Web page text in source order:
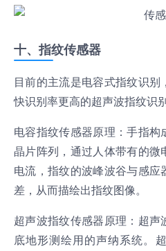
十、指纹传感器
目前的主流是电容式指纹识
快识别率更高的超声波指纹识
电容指纹传感器原理：手指
晶片阵列，通过人体带有的微
电流，指纹的波峰波谷与感
差，从而描绘出指纹图像。
超声波指纹传感器原理：超
底地形测绘用的声纳系统。